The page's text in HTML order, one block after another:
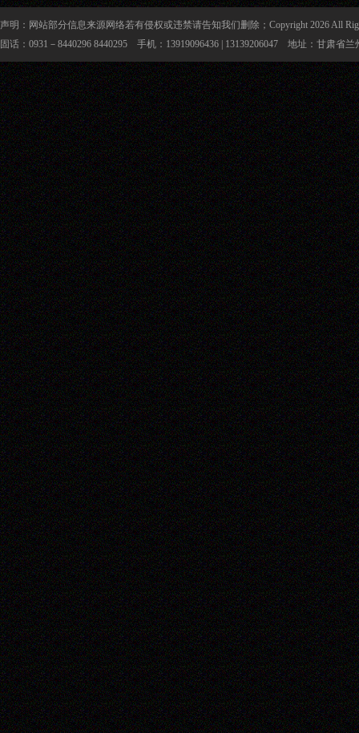
声明：网站部分信息来源网络若有侵权或违禁请告知我们删除；Copyright 2026 All
固话：0931－8440296 8440295 手机：13919096436 | 13139206047 地址：甘肃